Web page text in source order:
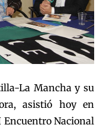
La Mancha y su
asistió hoy en
Nacional